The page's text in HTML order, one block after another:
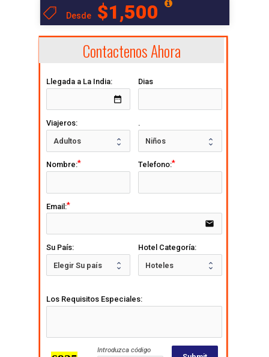
Desde $1,500
Contactenos Ahora
Llegada a La India:
date_range
Dias
Viajeros: .
Nombre: Telefono:
Email:
email
Su País: Hotel Categoría:
Los Requisitos Especiales:
Introduzca código